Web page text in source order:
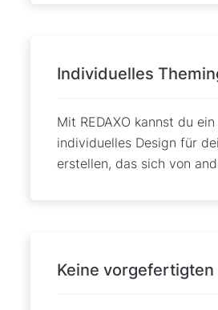
Individuelles
Mit REDAXO kannst du
individuelles Design für
erstellen, das sich von
Keine vorgefertigten